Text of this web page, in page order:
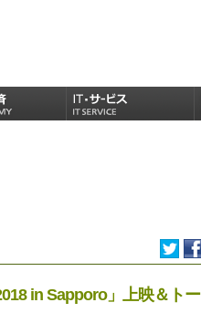
in Sapporo」上映＆トー